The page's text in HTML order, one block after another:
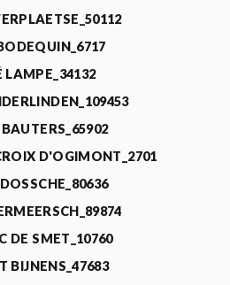
LAMPE_34132
D'OGIMONT_2701
DE SMET_10760
BIJNENS_47683